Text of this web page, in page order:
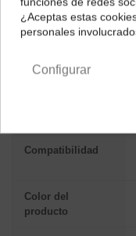
Compatibilidad
Color del
producto
¿Aceptas estas
personales
Configurar